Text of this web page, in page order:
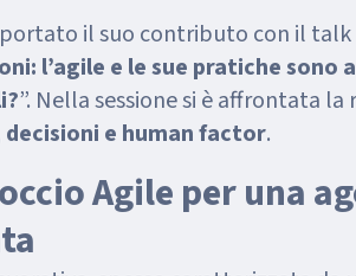
il suo contributo con il talk
l’agile e le sue pratiche sono
”. Nella sessione si è affrontata
e human factor.
Agile per una